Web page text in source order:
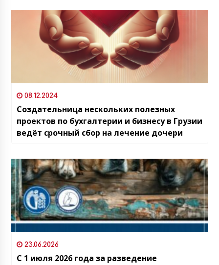
08.12.2024
Создательница нескольких полезных
проектов по бухгалтерии и бизнесу в Грузии
ведёт срочный сбор на лечение дочери
23.06.2026
С 1 июля 2026 года за разведение